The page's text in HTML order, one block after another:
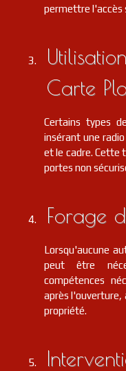
permettre l'accès
Carte
Certains types
insérant une
et le cadre. Cette
portes non
Forage
Lorsqu'aucune
peut être
compétences
après l'ouverture,
propriété.